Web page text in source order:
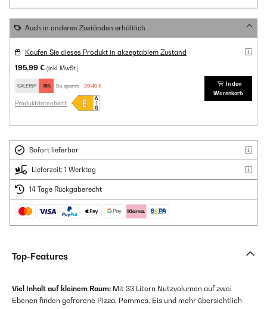
Auch in anderen Zuständen erhältlich
Kaufen Sie dieses Produkt in akzeptablem Zustand
195,99 € (inkl. MwSt.)
SALE15P -15% Du sparst: 29,40 €
Produktdatenblatt
In den
Warenkorb
Sofort lieferbar
Lieferzeit: 1 Werktag
14 Tage Rückgaberecht
Top-Features
Viel Inhalt auf kleinem Raum: Mit 33 Litern Nutzvolumen auf zwei
Ebenen finden gefrorene Pizza, Pommes, Eis und mehr übersichtlich